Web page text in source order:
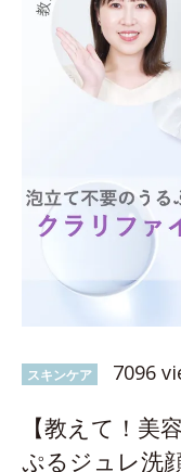
スキンケア 7096
【教えて！美
ぷるジュレ洗